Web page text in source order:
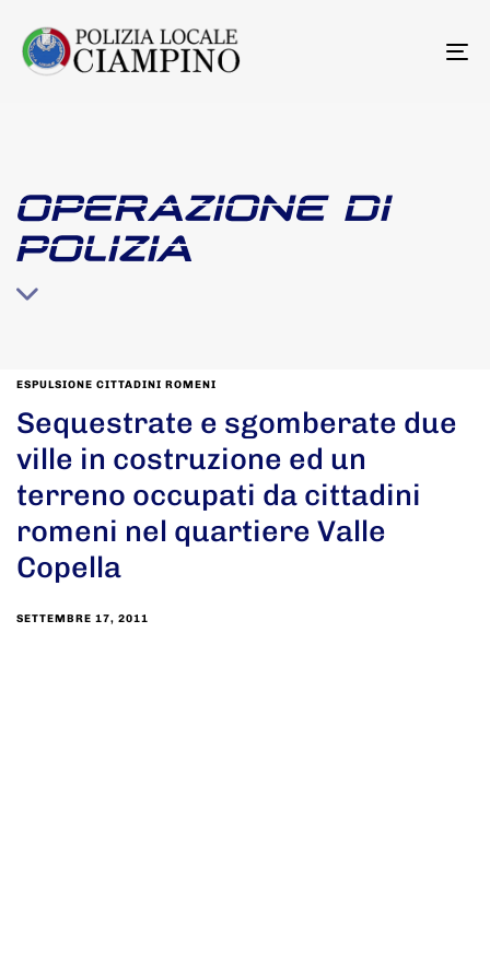
OPERAZIONE DI
POLIZIA
ESPULSIONE CITTADINI ROMENI
Sequestrate e sgomberate due
ville in costruzione ed un
terreno occupati da cittadini
romeni nel quartiere Valle
Copella
SETTEMBRE 17, 2011